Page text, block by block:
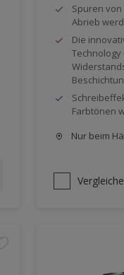
Spuren
Abrieb
Die
Farbtönen
Nur beim